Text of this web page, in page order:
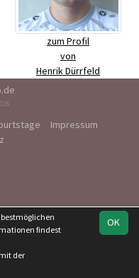
zum Profil
von
Henrik Dürrfeld
Impressum
OK
bestmöglichen
findest
der